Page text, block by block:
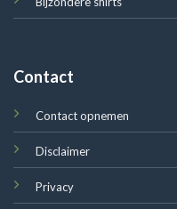
Contact
Contact opnemen
Disclaimer
Privacy